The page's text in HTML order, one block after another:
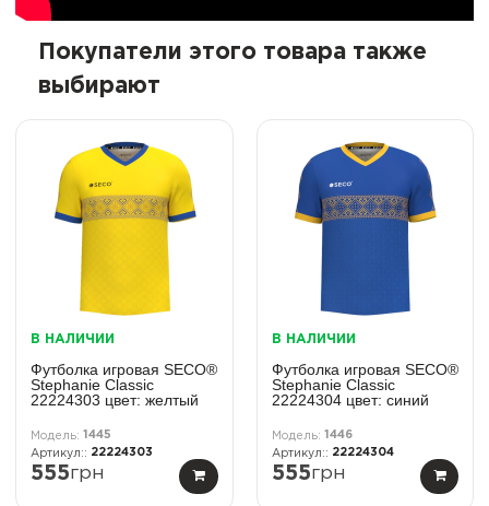
Покупатели этого товара также
выбирают
В НАЛИЧИИ
Футболка игровая SECO®
Stephanie Classic
22224303 цвет: желтый
1445
22224303
555грн
В НАЛИЧИИ
Футболка игровая SECO®
Stephanie Classic
22224304 цвет: синий
1446
22224304
555грн